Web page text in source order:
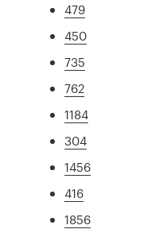
479
450
735
762
1184
304
1456
416
1856